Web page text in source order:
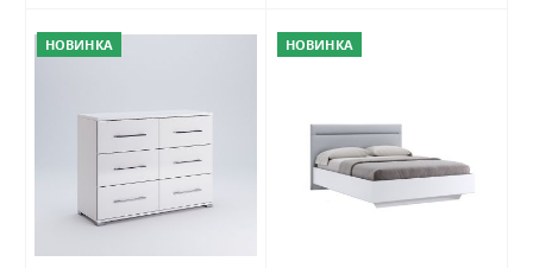
НОВИНКА НОВИНКА